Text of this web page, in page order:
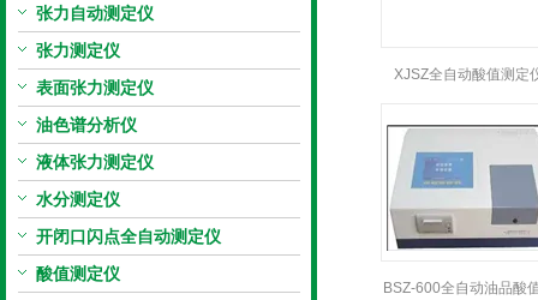
张力自动测定仪
张力测定仪
表面张力测定仪
油色谱分析仪
液体张力测定仪
水分测定仪
开闭口闪点全自动测定仪
酸值测定仪
XJSZ全自动酸值测定
BSZ-600全自动油品酸